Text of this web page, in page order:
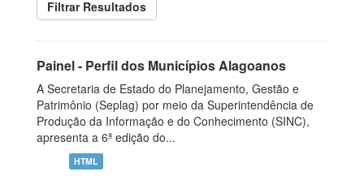
Filtrar Resultados
Painel - Perfil dos Municípios Alagoanos
A Secretaria de Estado do Planejamento, Gestão e
Patrimônio (Seplag) por meio da Superintendência de
Produção da Informação e do Conhecimento (SINC),
apresenta a 6ª edição do...
HTML